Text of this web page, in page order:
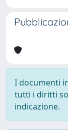
I documenti
tutti i diritti
indicazione.